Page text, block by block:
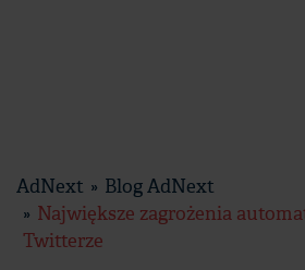
AdNext
Blog AdNext
Największe zagrożenia
Twitterze